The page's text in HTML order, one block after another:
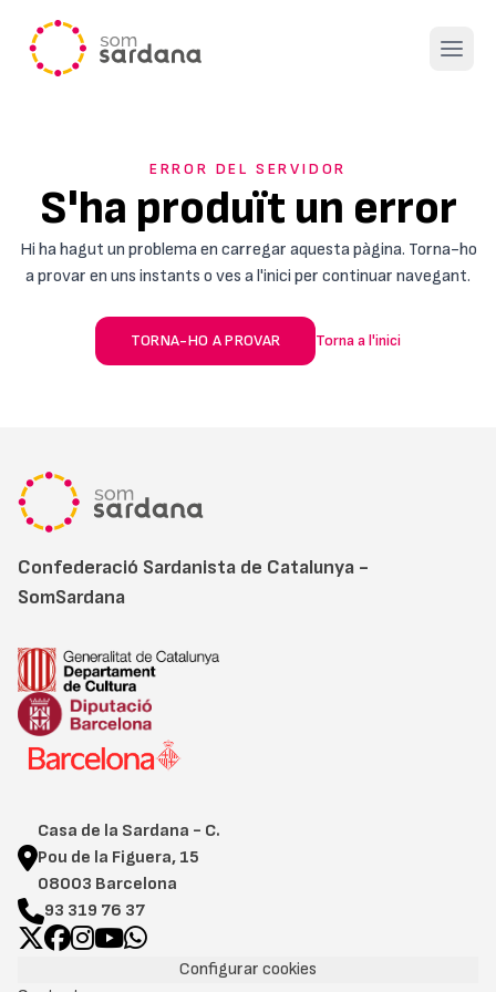
Open
ERROR DEL SERVIDOR
S'ha produït un error
Hi ha hagut un problema en carregar aquesta pàgina. Torna-ho
a provar en uns instants o ves a l'inici per continuar navegant.
TORNA-HO A PROVAR Torna a l'inici
Confederació Sardanista de Catalunya -
SomSardana
Casa de la Sardana - C.
Pou de la Figuera, 15
08003 Barcelona
93 319 76 37
Configurar cookies